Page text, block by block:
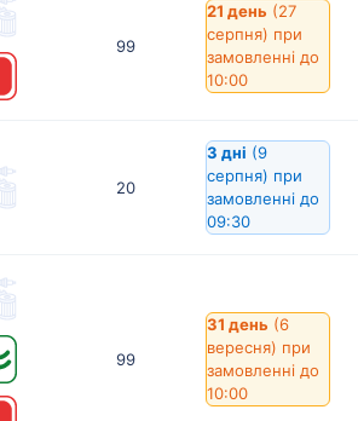
99
21 день (27
серпня) при
замовленні до
10:00
20
3 дні (9
серпня) при
замовленні до
09:30
99
31 день (6
вересня) при
замовленні до
10:00